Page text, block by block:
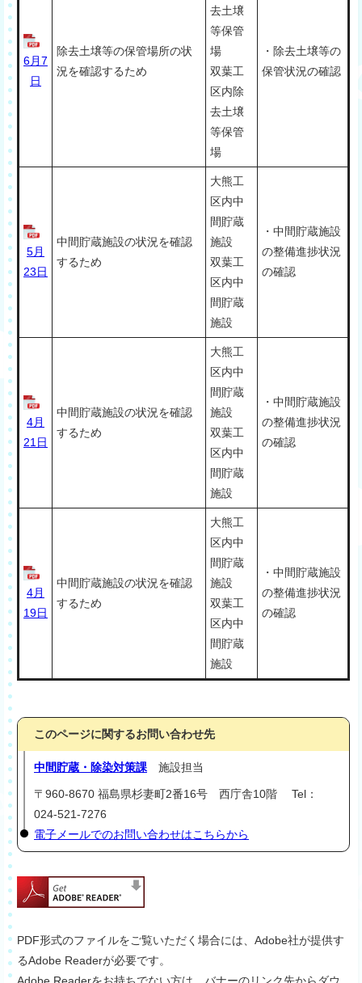
6月7
日
除去土壌等の保管場所の状
況を確認するため
去土壌
等保管
場
双葉工
区内除
去土壌
等保管
場
・除去土壌等の
保管状況の確認
5月
23日
中間貯蔵施設の状況を確認
するため
大熊工
区内中
間貯蔵
施設
双葉工
区内中
間貯蔵
施設
・中間貯蔵施設
の整備進捗状況
の確認
4月
21日
中間貯蔵施設の状況を確認
するため
大熊工
区内中
間貯蔵
施設
双葉工
区内中
間貯蔵
施設
・中間貯蔵施設
の整備進捗状況
の確認
4月
19日
中間貯蔵施設の状況を確認
するため
大熊工
区内中
間貯蔵
施設
双葉工
区内中
間貯蔵
施設
・中間貯蔵施設
の整備進捗状況
の確認
このページに関するお問い合わせ先
中間貯蔵・除染対策課 施設担当
〒960-8670 福島県杉妻町2番16号 西庁舎10階 Tel：
024-521-7276
電子メールでのお問い合わせはこちらから
PDF形式のファイルをご覧いただく場合には、Adobe社が提供す
るAdobe Readerが必要です。
Adobe Readerをお持ちでない方は、バナーのリンク先からダウ